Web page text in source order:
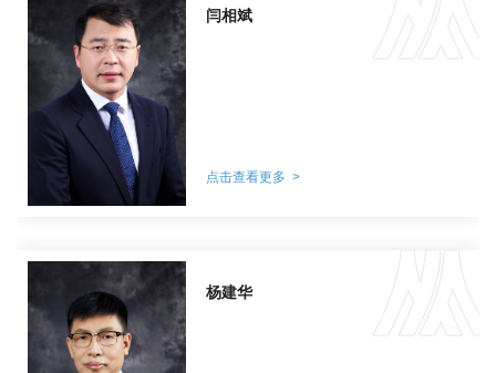
闫相斌
点击查看更多 >
杨建华